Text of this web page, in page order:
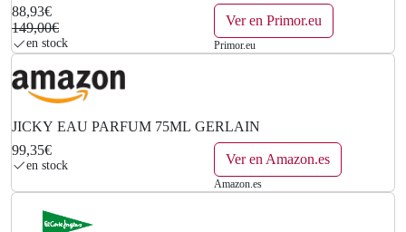
1
4
9
0
9
€
88,93€
149,00€
en stock
Ver en Primor.eu
Primor.eu
JICKY EAU PARFUM 75ML GERLAIN
99,35€
en stock Ver en Amazon.es
Amazon.es